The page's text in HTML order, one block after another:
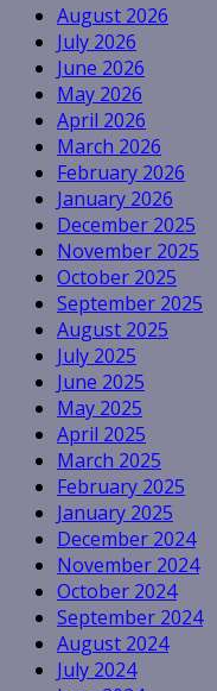
August 2026
July 2026
June 2026
May 2026
April 2026
March 2026
February 2026
January 2026
December 2025
November 2025
October 2025
September 2025
August 2025
July 2025
June 2025
May 2025
April 2025
March 2025
February 2025
January 2025
December 2024
November 2024
October 2024
September 2024
August 2024
July 2024